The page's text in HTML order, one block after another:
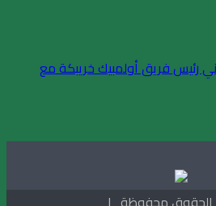
رئيس فريق أولمبيك خريبكة مع